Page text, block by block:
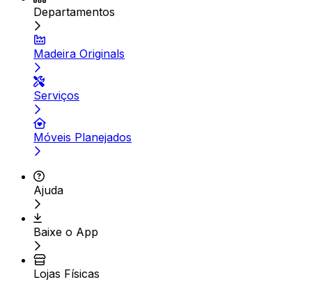
Departamentos
Madeira Originals
Serviços
Móveis Planejados
Ajuda
Baixe o App
Lojas Físicas